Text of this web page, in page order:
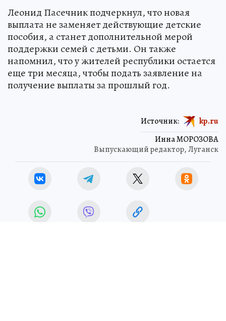
Леонид Пасечник подчеркнул, что новая
выплата не заменяет действующие детские
пособия, а станет дополнительной мерой
поддержки семей с детьми. Он также
напомнил, что у жителей республики остается
еще три месяца, чтобы подать заявление на
получение выплаты за прошлый год.
Инна МОРОЗОВА
Выпускающий редактор, Луганск
Источник: kp.ru